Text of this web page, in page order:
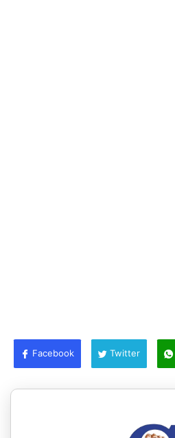
Facebook Twitter